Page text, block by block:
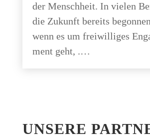
der Mensch­heit. In vie­len
die Zukunft bereits
wenn es um frei­wil­li­ges
ment geht, .…
UNSE­RE